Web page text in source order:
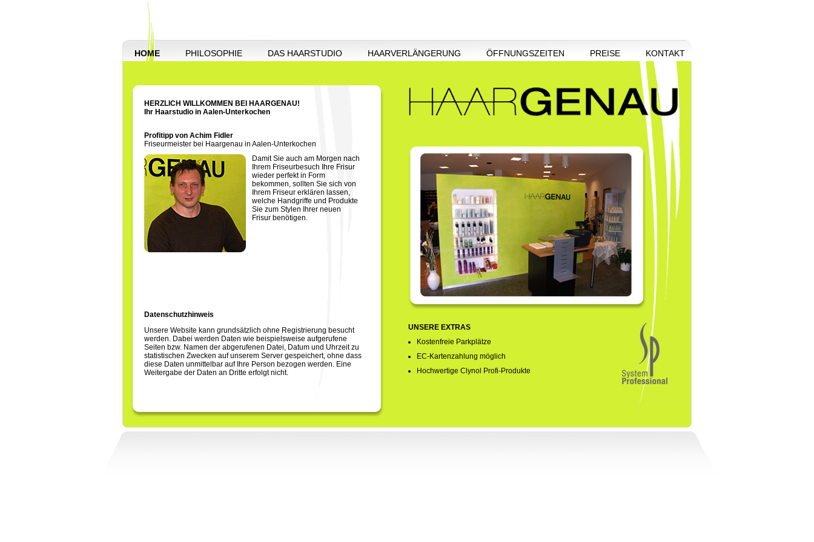
HOME PHILOSOPHIE DAS HAARSTUDIO HAARVERLÄNGERUNG ÖFFNUNGSZEITEN PREISE KONTAKT
HERZLICH WILLKOMMEN BEI HAARGENAU!
Ihr Haarstudio in Aalen-Unterkochen
Profitipp von Achim Fidler
Friseurmeister bei Haargenau in Aalen-Unterkochen
Damit Sie auch am Morgen nach
Ihrem Friseurbesuch Ihre Frisur
wieder perfekt in Form
bekommen, sollten Sie sich von
Ihrem Friseur erklären lassen,
welche Handgriffe und Produkte
Sie zum Stylen Ihrer neuen
Frisur benötigen.
Datenschutzhinweis
Unsere Website kann grundsätzlich ohne Registrierung besucht
werden. Dabei werden Daten wie beispielsweise aufgerufene
Seiten bzw. Namen der abgerufenen Datei, Datum und Uhrzeit zu
statistischen Zwecken auf unserem Server gespeichert, ohne dass
diese Daten unmittelbar auf Ihre Person bezogen werden. Eine
Weitergabe der Daten an Dritte erfolgt nicht.
UNSERE EXTRAS
Kostenfreie Parkplätze
EC-Kartenzahlung möglich
Hochwertige Clynol Profi-Produkte